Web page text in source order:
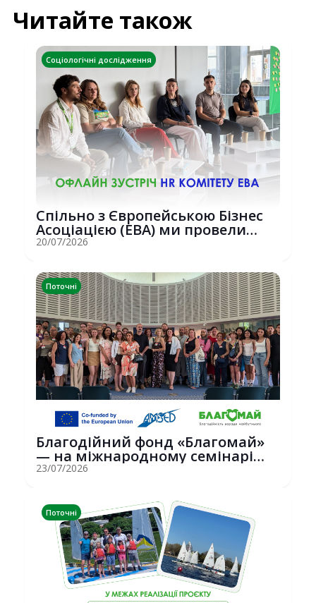
Читайте також
Соціологічні дослідження
Спільно з Європейською Бізнес
Асоціацією (EBA) ми провели
потужну о...
20/07/2026
Поточні
Благодійний фонд «Благомай»
— на міжнародному семінарі
Erasmus+ у С...
23/07/2026
Поточні